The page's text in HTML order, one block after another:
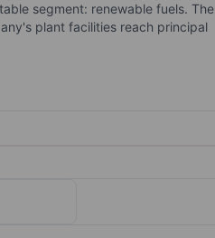
segment: renewable fuels. The
plant facilities reach principal